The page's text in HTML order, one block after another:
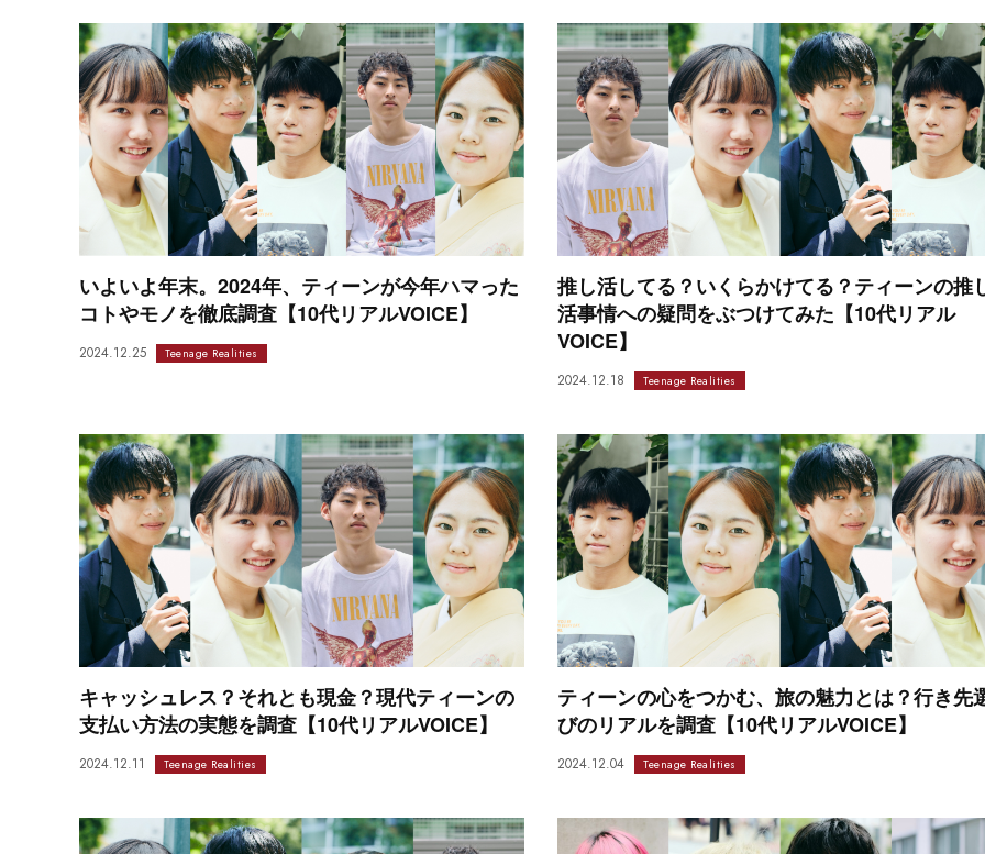
いよいよ年末。2024年、ティーンが今年ハマった
コトやモノを徹底調査【10代リアルVOICE】
2024.12.25 Teenage Realities
推し活してる？いくらかけてる？ティーンの推
活事情への疑問をぶつけてみた【10代リアル
VOICE】
2024.12.18 Teenage Realities
キャッシュレス？それとも現金？現代ティーンの
支払い方法の実態を調査【10代リアルVOICE】
2024.12.11 Teenage Realities
ティーンの心をつかむ、旅の魅力とは？行き先
びのリアルを調査【10代リアルVOICE】
2024.12.04 Teenage Realities